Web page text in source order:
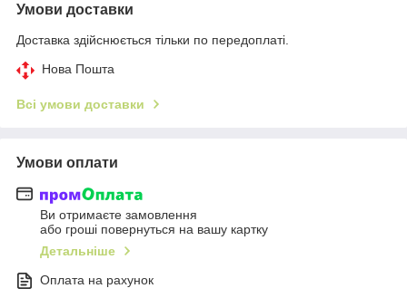
Умови доставки
Доставка здійснюється тільки по передоплаті.
Нова Пошта
Всі умови доставки
Умови оплати
Ви отримаєте замовлення
або гроші повернуться на вашу картку
Детальніше
Оплата на рахунок